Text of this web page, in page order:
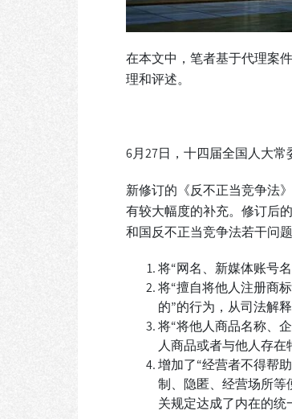
在本文中，笔者基于代理案
理和评述。
6月27日，十四届全国人大常
新修订的《反不正当竞争法
有较大幅度的补充。修订后
和国反不正当竞争法若干问
将“网名、新媒体账号
将“擅自将他人注册商
的”的行为，从司法解
将“将他人商品名称、
人商品或者与他人存在
增加了“经营者不得帮
制、隐匿、经营场所等
关规定达成了内在的统